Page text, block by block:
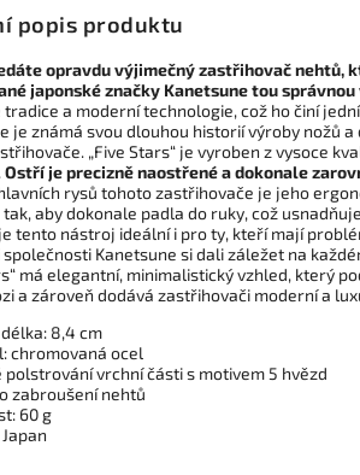
popis produktu
opravdu výjimečný zastřihovač nehtů,
japonské značky Kanetsune tou správnou
a moderní technologie, což ho činí
je známá svou dlouhou historií výroby nožů
„Five Stars“ je vyroben z vysoce
Ostří je precizně naostřené a dokonale
rysů tohoto zastřihovače je jeho
aby dokonale padla do ruky, což
tento nástroj ideální i pro ty, kteří mají
společnosti Kanetsune si dali záležet na
má elegantní, minimalistický vzhled, který
a zároveň dodává zastřihovači moderní a
8,4 cm
chromovaná ocel
polstrování vrchní části s motivem 5 hvězd
zabroušení nehtů
60 g